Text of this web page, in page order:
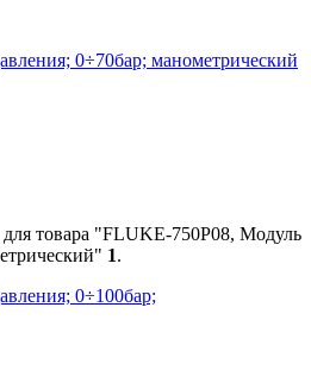
0÷70бар; манометрический
товара "FLUKE-750P08, Модуль
1.
0÷100бар;